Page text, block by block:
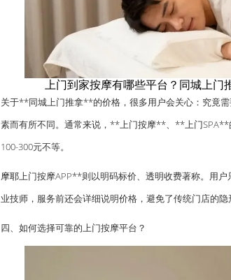
上门到家按摩有哪些平台？同城上门
关于**同城上门推拿**的价格，很多用户会关心：究竟
素而有所不同。通常来说，**上门按摩**、**上门
100-300元不等。
摩耶上门按摩APP**则以明码标价、透明收费著称。用
业技师，服务前还会详细说明价格，避免了传统门店的隐
四、如何选择可靠的上门按摩平台？